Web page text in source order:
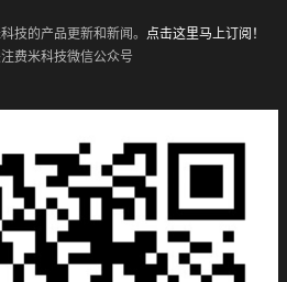
技的产品更新和新闻。 点击这里马上订阅！
费米科技微信公众号